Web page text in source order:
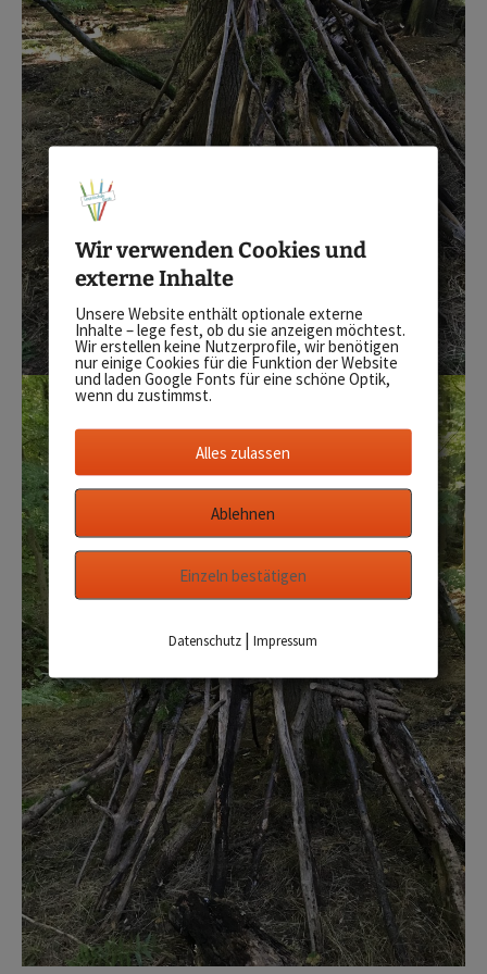
Wir verwenden Cookies und
externe Inhalte
Unsere Website enthält optionale externe
Inhalte – lege fest, ob du sie anzeigen möchtest.
Wir erstellen keine Nutzerprofile, wir benötigen
nur einige Cookies für die Funktion der Website
und laden Google Fonts für eine schöne Optik,
wenn du zustimmst.
Alles zulassen
Ablehnen
Einzeln bestätigen
Datenschutz |Impressum